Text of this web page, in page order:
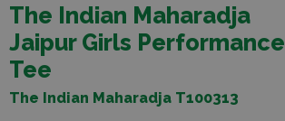
The Indian Maharadja
Jaipur Girls Performance
Tee
The Indian Maharadja T100313